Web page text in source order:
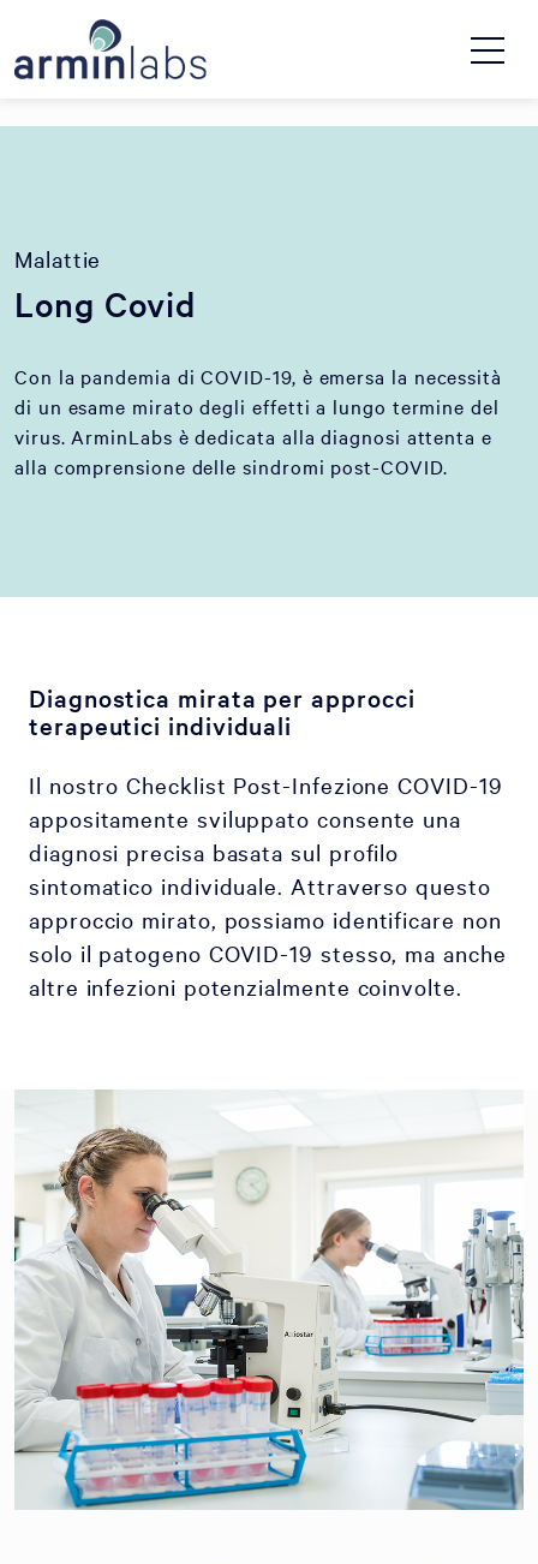
Malattie
Long Covid
Con la pandemia di COVID-19, è emersa la necessità
di un esame mirato degli effetti a lungo termine del
virus. ArminLabs è dedicata alla diagnosi attenta e
alla comprensione delle sindromi post-COVID.
Diagnostica mirata per approcci
terapeutici individuali
Il nostro Checklist Post-Infezione COVID-19
appositamente sviluppato consente una
diagnosi precisa basata sul profilo
sintomatico individuale. Attraverso questo
approccio mirato, possiamo identificare non
solo il patogeno COVID-19 stesso, ma anche
altre infezioni potenzialmente coinvolte.